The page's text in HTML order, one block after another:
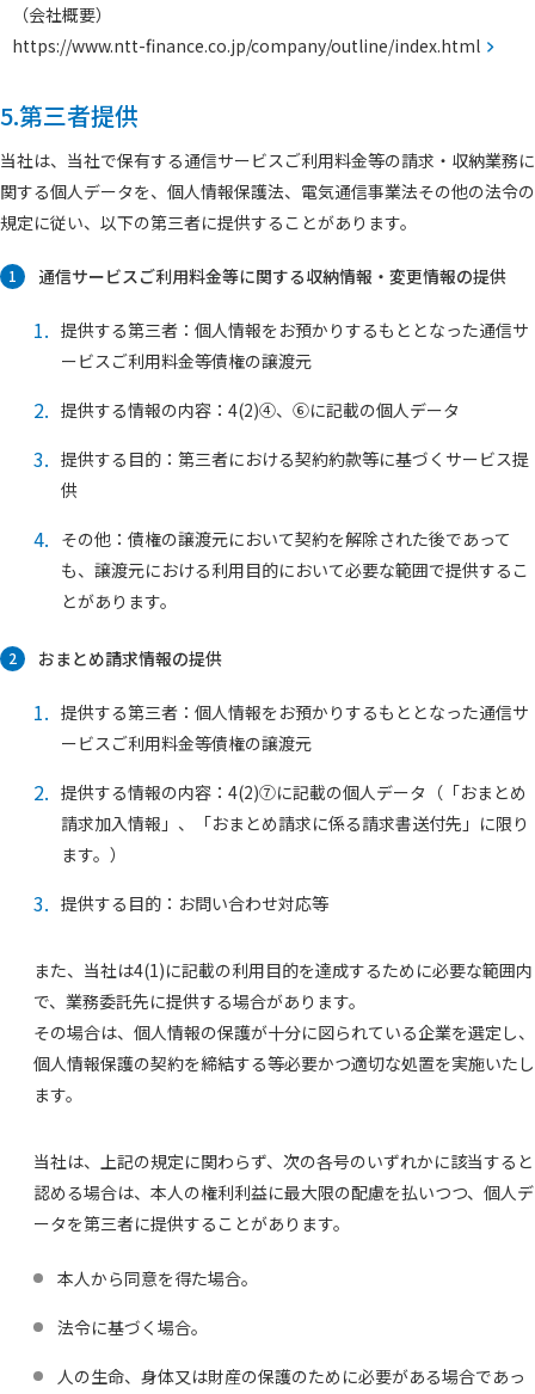
（会社概要）
https://www.ntt-finance.co.jp/company/outline/index.html
5.第三者提供
当社は、当社で保有する通信サービスご利用料金等の請求・収納業務に
関する個人データを、個人情報保護法、電気通信事業法その他の法令の
規定に従い、以下の第三者に提供することがあります。
1 通信サービスご利用料金等に関する収納情報・変更情報の提供
1. 提供する第三者：個人情報をお預かりするもととなった通信サ
ービスご利用料金等債権の譲渡元
2. 提供する情報の内容：4(2)④、⑥に記載の個人データ
3. 提供する目的：第三者における契約約款等に基づくサービス提
供
4. その他：債権の譲渡元において契約を解除された後であって
も、譲渡元における利用目的において必要な範囲で提供するこ
とがあります。
2 おまとめ請求情報の提供
1. 提供する第三者：個人情報をお預かりするもととなった通信サ
ービスご利用料金等債権の譲渡元
2. 提供する情報の内容：4(2)⑦に記載の個人データ（「おまとめ
請求加入情報」、「おまとめ請求に係る請求書送付先」に限り
ます。）
3. 提供する目的：お問い合わせ対応等
また、当社は4(1)に記載の利用目的を達成するために必要な範囲内
で、業務委託先に提供する場合があります。
その場合は、個人情報の保護が十分に図られている企業を選定し、
個人情報保護の契約を締結する等必要かつ適切な処置を実施いたし
ます。
当社は、上記の規定に関わらず、次の各号のいずれかに該当すると
認める場合は、本人の権利利益に最大限の配慮を払いつつ、個人デ
ータを第三者に提供することがあります。
本人から同意を得た場合。
法令に基づく場合。
人の生命、身体又は財産の保護のために必要がある場合であっ